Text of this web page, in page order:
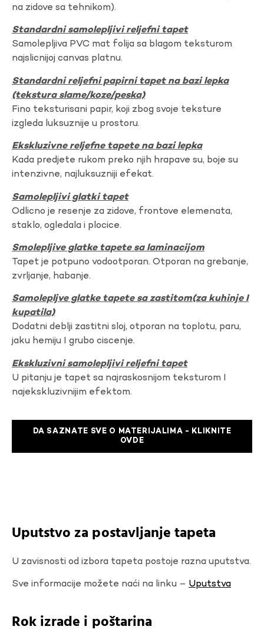
na zidove sa tehnikom).
Standardni samolepljivi reljefni tapet
Samolepljiva PVC mat folija sa blagom teksturom
najslicnijoj canvas platnu.
Standardni reljefni papirni tapet na bazi lepka
(tekstura slame/koze/peska)
Fino teksturisani papir, koji zbog svoje teksture
izgleda luksuznije u prostoru.
Ekskluzivne reljefne tapete na bazi lepka
Kada predjete rukom preko njih hrapave su, boje su
intenzivne, najluksuzniji efekat.
Samolepljivi glatki tapet
Odlicno je resenje za zidove, frontove elemenata,
staklo, ogledala i plocice.
Smolepljive glatke tapete sa laminacijom
Tapet je potpuno vodootporan. Otporan na grebanje,
zvrljanje, habanje.
Samolepljve glatke tapete sa zastitom(za kuhinje I
kupatila)
Dodatni deblji zastitni sloj, otporan na toplotu, paru,
jaku hemiju I grubo ciscenje.
Ekskluzivni samolepljivi reljefni tapet
U pitanju je tapet sa najraskosnijom teksturom I
najekskluzivnijim efektom.
DA SAZNATE SVE O MATERIJALIMA - KLIKNITE
OVDE
Uputstvo za postavljanje tapeta
U zavisnosti od izbora tapeta postoje razna uputstva.
Sve informacije možete naći na linku – Uputstva
Rok izrade i poštarina